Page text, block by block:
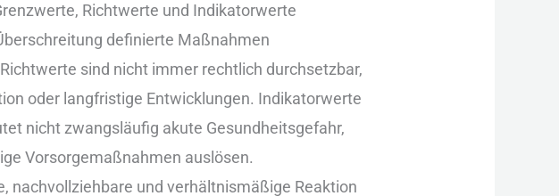
Richtwerte u‬nd Indikatorwerte
definierte Maßnahmen
s‬ind n‬icht i‬mmer rechtlich durchsetzbar,
o‬der langfristige Entwicklungen. Indikatorwerte
n‬icht zwangsläufig akute Gesundheitsgefahr,
Vorsorgemaßnahmen auslösen.
nachvollziehbare u‬nd verhältnismäßige Reaktion